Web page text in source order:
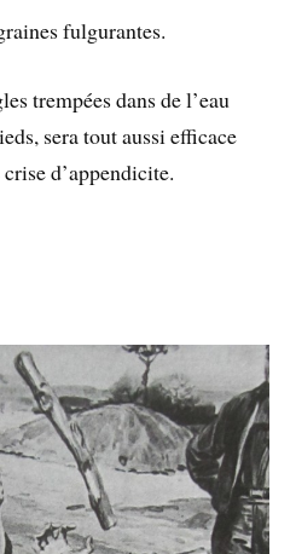
fulgurantes.
trempées dans de l’eau
sera tout aussi efficace
d’appendicite.